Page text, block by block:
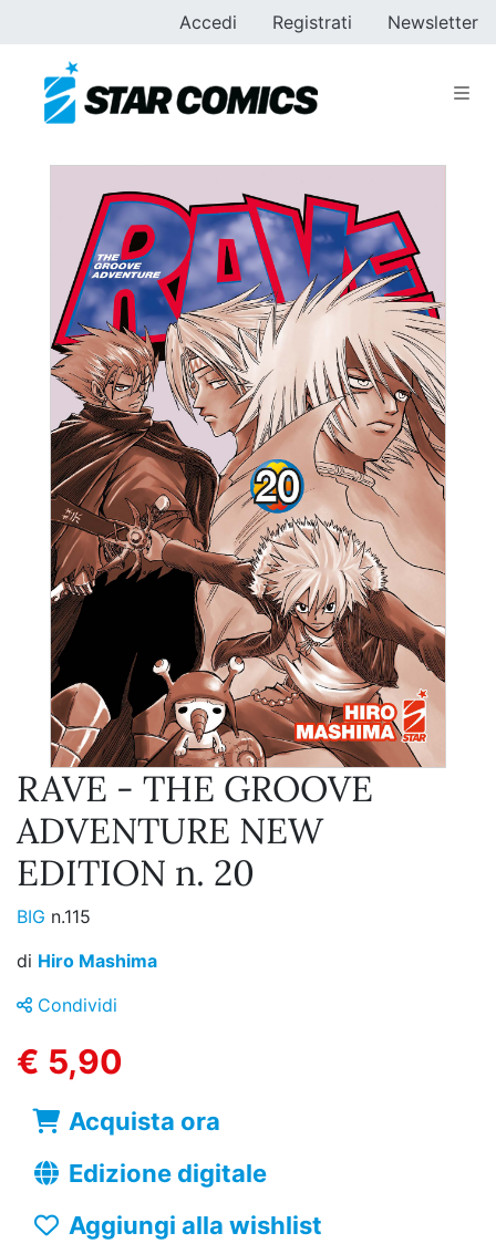
Accedi Registrati Newsletter
RAVE - THE GROOVE
ADVENTURE NEW
EDITION n. 20
BIG n.115
di Hiro Mashima
Condividi
€ 5,90
Acquista ora
Edizione digitale
Aggiungi alla wishlist